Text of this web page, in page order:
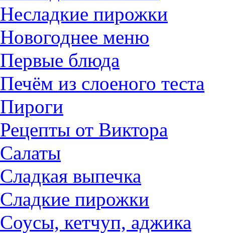
Несладкие пирожки
Новогоднее меню
Первые блюда
Печём из слоеного теста
Пироги
Рецепты от Виктора
Салаты
Сладкая выпечка
Сладкие пирожки
Соусы, кетчуп, аджика